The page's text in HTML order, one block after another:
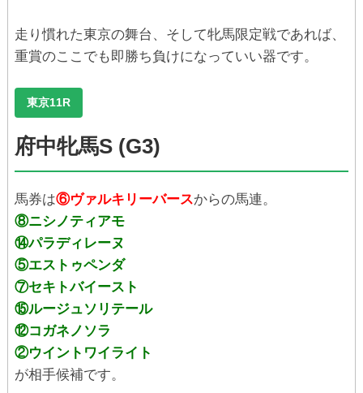
走り慣れた東京の舞台、そして牝馬限定戦であれば、
重賞のここでも即勝ち負けになっていい器です。
東京11R
府中牝馬S (G3)
馬券は⑥ヴァルキリーバースからの馬連。
⑧ニシノティアモ
⑭パラディレーヌ
⑤エストゥペンダ
⑦セキトバイースト
⑮ルージュソリテール
⑫コガネノソラ
②ウイントワイライト
が相手候補です。